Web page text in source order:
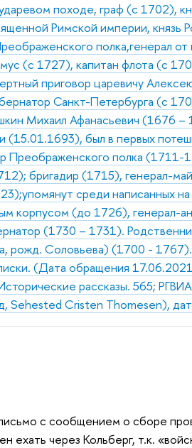
походе, граф (с 1702),
Римской империи, князь
полка,генерал
(с 1727), капитан флота (с
приговор царевичу
Санкт-Петербурга (с
Михаил Афанасьевич (1676 –
(15.01.1693), был в первых
полка (1711-
бригадир (1715), генерал-
среди написанных
корпусом (до 1726), генерал-
(1730 – 1731).
рожд. Соловьева) (1700 -
(Дата обращения
рассказы. 565;
Sehested Cristen Thomesen),
с сообщением о сборе
через Кольберг, т.к.